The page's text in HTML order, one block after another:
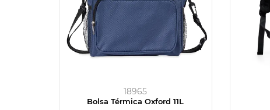
18965
Bolsa Térmica Oxford 11L